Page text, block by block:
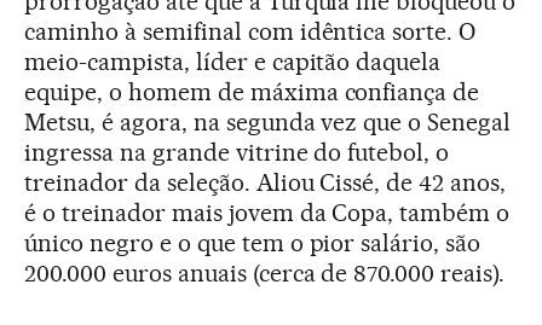
caminho à semifinal com idêntica sorte. O
meio-campista, líder e capitão daquela
equipe, o homem de máxima confiança de
Metsu, é agora, na segunda vez que o Senegal
ingressa na grande vitrine do futebol, o
treinador da seleção. Aliou Cissé, de 42 anos,
é o treinador mais jovem da Copa, também o
único negro e o que tem o pior salário, são
200.000 euros anuais (cerca de 870.000 reais).